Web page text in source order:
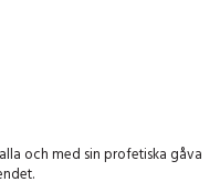
och med sin profetiska gåva